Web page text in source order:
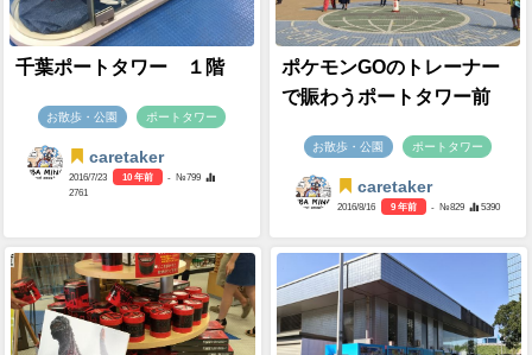
千葉ポートタワー １階
お散歩・公園 ポートタワー
caretaker
2016/7/23 10 年前
- №799
2761
ポケモンGOのトレーナー
で賑わうポートタワー前
お散歩・公園 ポートタワー
caretaker
2016/8/16 9 年前 - №829 5390